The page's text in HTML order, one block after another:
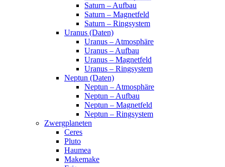
Saturn – Aufbau
Saturn – Magnetfeld
Saturn – Ringsystem
Uranus (Daten)
Uranus – Atmosphäre
Uranus – Aufbau
Uranus – Magnetfeld
Uranus – Ringsystem
Neptun (Daten)
Neptun – Atmosphäre
Neptun – Aufbau
Neptun – Magnetfeld
Neptun – Ringsystem
Zwergplaneten
Ceres
Pluto
Haumea
Makemake